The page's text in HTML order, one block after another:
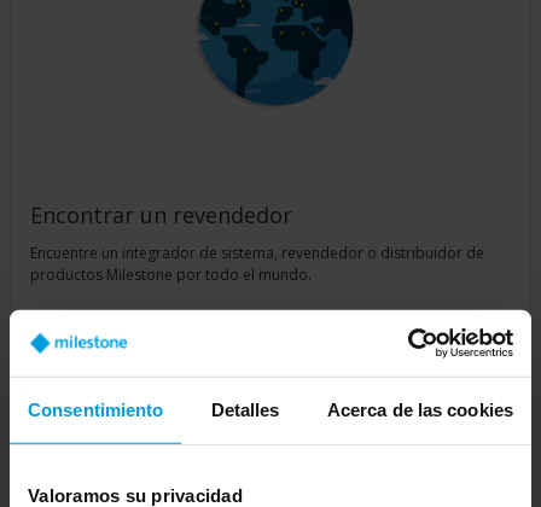
Consentimiento Detalles Acerca de las cookies
Valoramos su privacidad
Encontrar un revendedor
Encuentre un integrador de sistema, revendedor o distribuidor de
productos Milestone por todo el mundo.